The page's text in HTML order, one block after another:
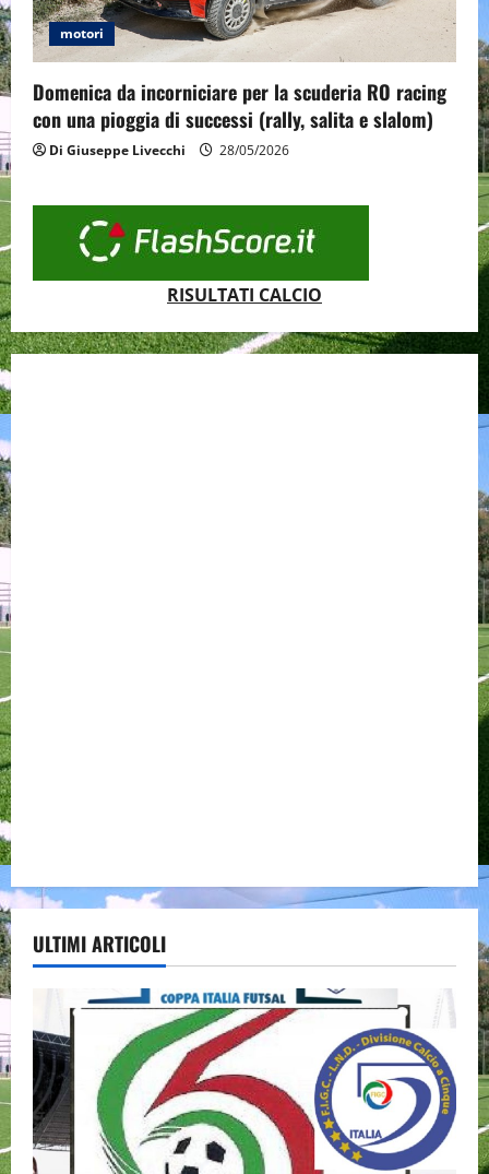
motori
Domenica da incorniciare per la scuderia RO racing
con una pioggia di successi (rally, salita e slalom)
Di Giuseppe Livecchi 28/05/2026
RISULTATI CALCIO
ULTIMI ARTICOLI